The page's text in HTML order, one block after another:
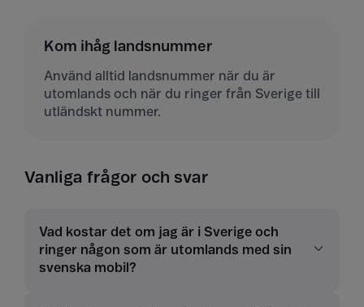
Kom ihåg landsnummer
Använd alltid landsnummer när du är
utomlands och när du ringer från Sverige till
utländskt nummer.
Vanliga frågor och svar
Vad kostar det om jag är i Sverige och
ringer någon som är utomlands med sin
svenska mobil?